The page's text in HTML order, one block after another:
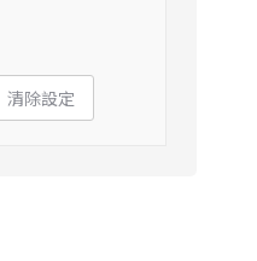
清除設定